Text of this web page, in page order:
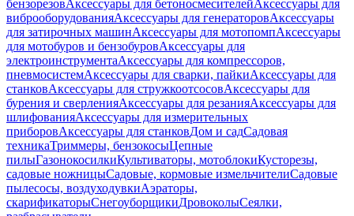
бензорезовАксессуары для бетоносмесителейАксессуары для
виброоборудованияАксессуары для генераторовАксессуары
для затирочных машинАксессуары для мотопомпАксессуары
для мотобуров и бензобуровАксессуары для
электроинструментаАксессуары для компрессоров,
пневмосистемАксессуары для сварки, пайкиАксессуары для
станковАксессуары для стружкоотсосовАксессуары для
бурения и сверленияАксессуары для резанияАксессуары для
шлифованияАксессуары для измерительных
приборовАксессуары для станковДом и садСадовая
техникаТриммеры, бензокосыЦепные
пилыГазонокосилкиКультиваторы, мотоблокиКусторезы,
садовые ножницыСадовые, кормовые измельчителиСадовые
пылесосы, воздуходувкиАэраторы,
скарификаторыСнегоуборщикиДровоколыСеялки,